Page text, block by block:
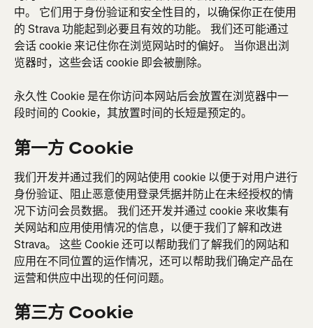
中。 它们用于身份验证和安全性目的，以确保你正在使用
的 Strava 功能起到必要且有效的功能。 我们还可能通过
会话 cookie 来记住你在浏览网站时的偏好。 当你退出浏
览器时，这些会话 cookie 即会被删除。
永久性 Cookie 是在你访问本网站后会放置在浏览器中一
段时间的 Cookie，其放置时间的长短是预定的。
第一方 Cookie
我们开发并通过我们的网站使用 cookie 以便于对用户进行
身份验证、阻止恶意使用登录凭据并防止在未经授权的情
况下访问会员数据。 我们还开发并通过 cookie 来收集有
关网站和应用使用情况的信息，以便于我们了解和改进
Strava。 这些 Cookie 还可以帮助我们了解我们的网站和
应用在不同位置的运作情况，还可以帮助我们确定产品在
运营和供应中出现的任何问题。
第三方 Cookie